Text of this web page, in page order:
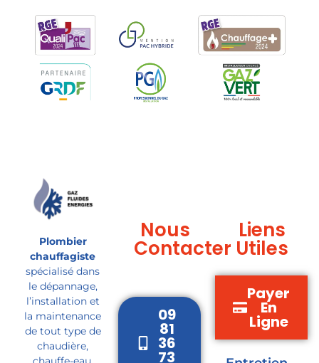
Plombier
chauffagiste
spécialisé dans
le dépannage,
l’installation et
la maintenance
de tout type de
chaudière,
Nous
Contacter
09
81
36
73
Liens
Utiles
Payer
En
Ligne